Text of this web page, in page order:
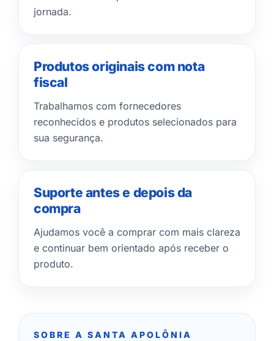
jornada.
Produtos originais com nota
fiscal
Trabalhamos com fornecedores
reconhecidos e produtos selecionados para
sua segurança.
Suporte antes e depois da
compra
Ajudamos você a comprar com mais clareza
e continuar bem orientado após receber o
produto.
SOBRE A SANTA APOLÔNIA